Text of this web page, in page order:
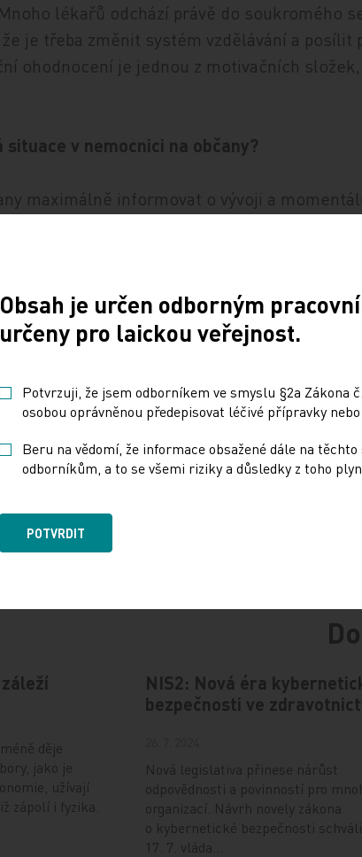
lékařů odchází právě do soukromého
je třeba změnit systém vzdělávání a posílit
ohodnocení je jednou z motivačních
situace v nemocnici na občany?
maximálně informovat o vývoji a
Jisté obavy a komplikace vyloučit úplně
několik let se snažíme např. zajistit pro
Listy,
děje
jako je
užívají
zápolí i fyzika.
NIS2: Nová éra
bezpečnosti ve
Nová legislativa přinese nárůst
odpovědnosti a povinností pro
organizací. Návrh novely zákona
o kybernetické bezpečnosti
17. 7. vláda…
Obsah je určen odborným
určeny pro laickou veřejnost.
Potvrzuji, že jsem odborníkem ve smyslu §2a Zákona
osobou oprávněnou předepisovat léčivé přípravky
Beru na vědomí, že informace obsažené dále na
odborníkům, a to se všemi riziky a důsledky z toho
POTVRDIT